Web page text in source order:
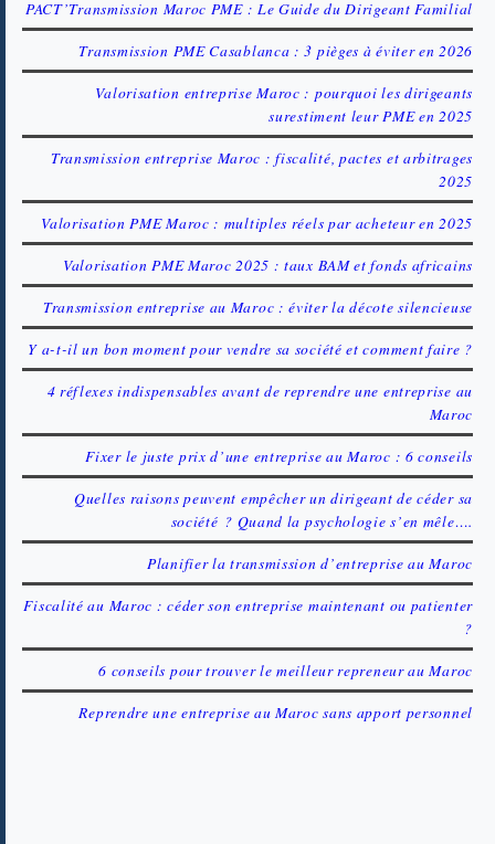
PACT’Transmission Maroc PME : Le Guide du Dirigeant Familial
Transmission PME Casablanca : 3 pièges à éviter en 2026
Valorisation entreprise Maroc : pourquoi les dirigeants
surestiment leur PME en 2025
Transmission entreprise Maroc : fiscalité, pactes et arbitrages
2025
Valorisation PME Maroc : multiples réels par acheteur en 2025
Valorisation PME Maroc 2025 : taux BAM et fonds africains
Transmission entreprise au Maroc : éviter la décote silencieuse
Y a-t-il un bon moment pour vendre sa société et comment faire ?
4 réflexes indispensables avant de reprendre une entreprise au
Maroc
Fixer le juste prix d’une entreprise au Maroc : 6 conseils
Quelles raisons peuvent empêcher un dirigeant de céder sa
société ? Quand la psychologie s’en mêle….
Planifier la transmission d’entreprise au Maroc
Fiscalité au Maroc : céder son entreprise maintenant ou patienter
?
6 conseils pour trouver le meilleur repreneur au Maroc
Reprendre une entreprise au Maroc sans apport personnel